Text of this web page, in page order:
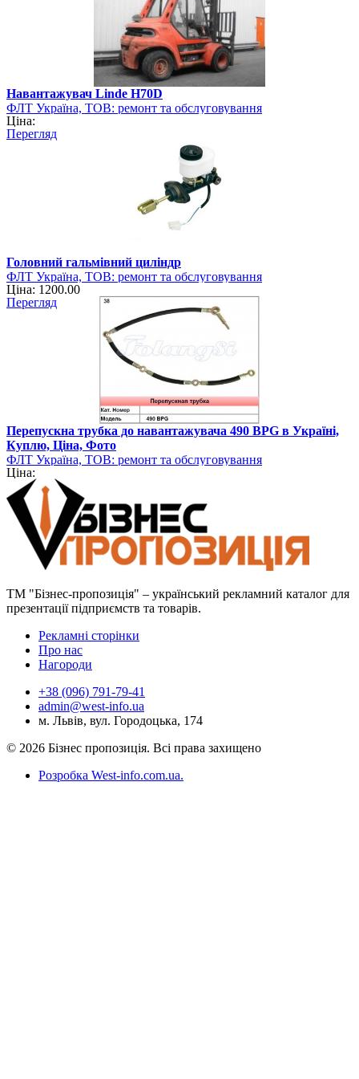
Навантажувач Linde H70D
ФЛТ Україна, ТОВ: ремонт та обслуговування
навантажувально-розвантажувальної техніки
Ціна:
Перегляд
Головний гальмівний циліндр
ФЛТ Україна, ТОВ: ремонт та обслуговування
навантажувально-розвантажувальної техніки
Ціна: 1200.00
Перегляд
Перепускна трубка до навантажувача 490 BPG в Україні,
Куплю, Ціна, Фото
ФЛТ Україна, ТОВ: ремонт та обслуговування
навантажувально-розвантажувальної техніки
Ціна:
ТМ "Бізнес-пропозиція" – український рекламний каталог для
презентації підприємств та товарів.
Рекламні сторінки
Про нас
Нагороди
+38 (096) 791-79-41
admin@west-info.ua
м. Львів, вул. Городоцька, 174
© 2026 Бізнес пропозиція. Всі права захищено
Розробка West-info.com.ua.